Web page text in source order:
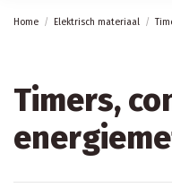
Home Elektrisch materiaal
Timers,